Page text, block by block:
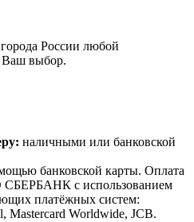
России любой
Ваш выбор.
наличными или банковской
банковской карты. Оплата
СБЕРБАНК с использованием
платёжных систем:
Worldwide, JCB.